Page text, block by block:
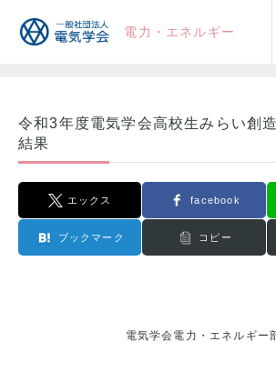
電力・エネルギー
令和3年度電気学会高校生みらい創
結果
エックス facebook
ブックマーク コピー
電気学会電力・エネルギー